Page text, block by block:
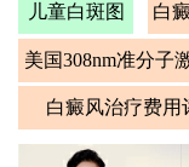
儿童白斑图 白
美国308nm准分子
白癜风治疗费用